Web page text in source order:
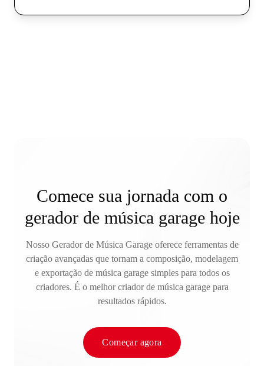
Comece sua jornada com o
gerador de música garage hoje
Nosso Gerador de Música Garage oferece ferramentas de
criação avançadas que tornam a composição, modelagem
e exportação de música garage simples para todos os
criadores. É o melhor criador de música garage para
resultados rápidos.
Começar agora